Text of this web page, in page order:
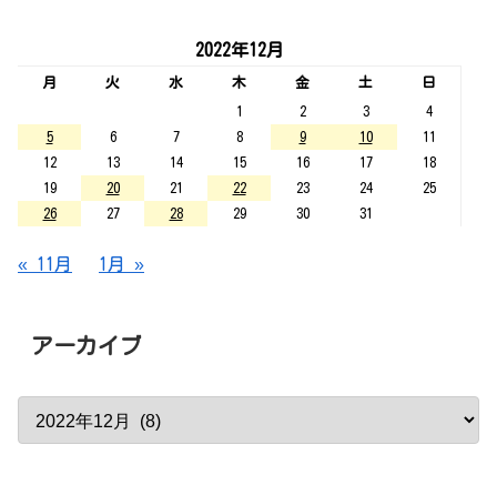
2022年12月
月 火 水 木 金 土
日
1
2 3
4
5
6 7 8 9 10
11
12
13 14 15 16 17
18
19
20 21 22 23 24
25
26
27 28 29 30 31
« 11月 1月 »
アーカイブ